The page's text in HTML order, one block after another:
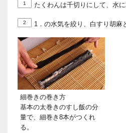
1 たくわんは千切りにして、水
2 1．の水気を絞り、白すり胡麻
細巻きの巻き方
基本の太巻きのすし飯の分
量で、細巻き8本がつくれ
る。